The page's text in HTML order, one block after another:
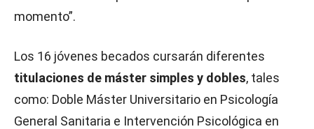
momento”.
Los 16 jóvenes becados cursarán diferentes
titulaciones de máster simples y dobles, tales
como: Doble Máster Universitario en Psicología
General Sanitaria e Intervención Psicológica en